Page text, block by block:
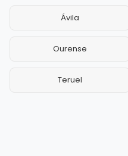
Ávila
Ourense
Teruel